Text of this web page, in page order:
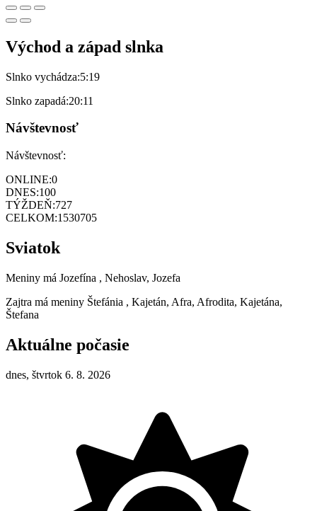
Východ a západ slnka
Slnko vychádza:5:19
Slnko zapadá:20:11
Návštevnosť
Návštevnosť:
ONLINE:0
DNES:100
TÝŽDEŇ:727
CELKOM:1530705
Sviatok
Meniny má Jozefína , Nehoslav, Jozefa
Zajtra má meniny Štefánia , Kajetán, Afra, Afrodita, Kajetána,
Štefana
Aktuálne počasie
dnes, štvrtok 6. 8. 2026